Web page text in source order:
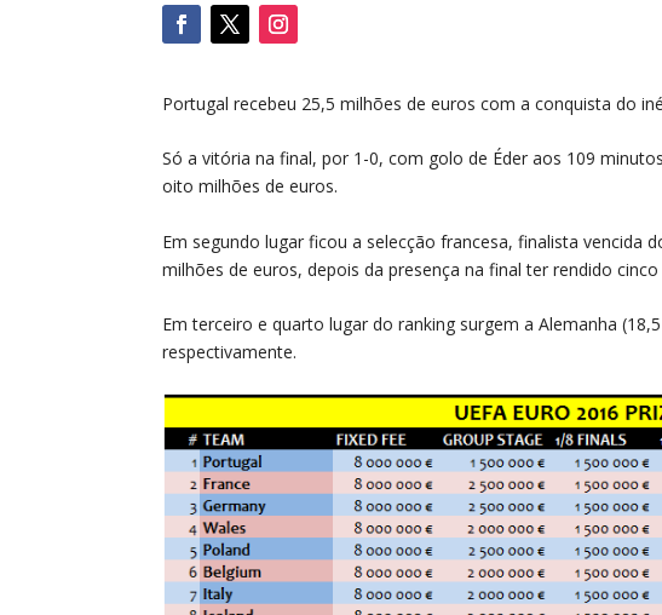
Portugal recebeu 25,5 milhões de euros com a conquista do
Só a vitória na final, por 1-0, com golo de Éder aos 109
oito milhões de euros.
Em segundo lugar ficou a selecção francesa, finalista vencida
milhões de euros, depois da presença na final ter rendido
Em terceiro e quarto lugar do ranking surgem a Alemanha
respectivamente.